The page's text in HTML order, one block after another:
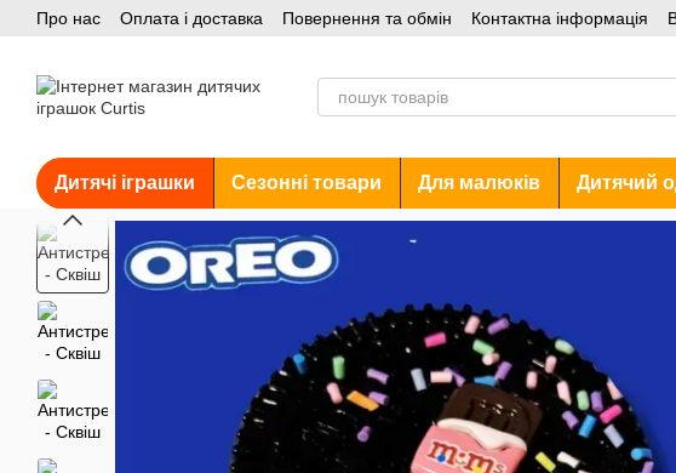
Перейти до основного контенту
Про нас Оплата і доставка Повернення та обмін Контактна інформація
Дитячі іграшки Сезонні товари Для малюків Дитячий